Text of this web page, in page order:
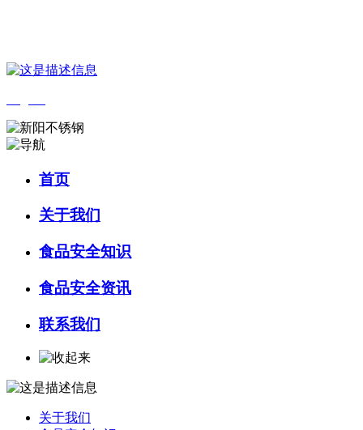
首页
关于我们
食品安全知识
食品安全资讯
联系我们
关于我们